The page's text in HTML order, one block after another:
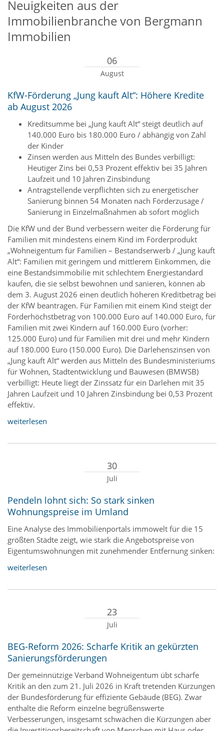
Neuigkeiten aus der
Immobilienbranche von Bergmann
Immobilien
06
August
KfW-Förderung „Jung kauft Alt“: Höhere Kredite
ab August 2026
Kreditsumme bei „Jung kauft Alt“ steigt deutlich auf
140.000 Euro bis 180.000 Euro / abhängig von Zahl
der Kinder
Zinsen werden aus Mitteln des Bundes verbilligt:
Heutiger Zins bei 0,53 Prozent effektiv bei 35 Jahren
Laufzeit und 10 Jahren Zinsbindung
Antragstellende verpflichten sich zu energetischer
Sanierung binnen 54 Monaten nach Förderzusage /
Sanierung in Einzelmaßnahmen ab sofort möglich
Die KfW und der Bund verbessern weiter die Förderung für
Familien mit mindestens einem Kind im Förderprodukt
„Wohneigentum für Familien – Bestandserwerb / „Jung kauft
Alt“: Familien mit geringem und mittlerem Einkommen, die
eine Bestandsimmobilie mit schlechtem Energiestandard
kaufen, die sie selbst bewohnen und sanieren, können ab
dem 3. August 2026 einen deutlich höheren Kreditbetrag bei
der KfW beantragen. Für Familien mit einem Kind steigt der
Förderhöchstbetrag von 100.000 Euro auf 140.000 Euro, für
Familien mit zwei Kindern auf 160.000 Euro (vorher:
125.000 Euro) und für Familien mit drei und mehr Kindern
auf 180.000 Euro (150.000 Euro). Die Darlehenszinsen von
„Jung kauft Alt“ werden aus Mitteln des Bundesministeriums
für Wohnen, Stadtentwicklung und Bauwesen (BMWSB)
verbilligt: Heute liegt der Zinssatz für ein Darlehen mit 35
Jahren Laufzeit und 10 Jahren Zinsbindung bei 0,53 Prozent
effektiv.
weiterlesen
30
Juli
Pendeln lohnt sich: So stark sinken
Wohnungspreise im Umland
Eine Analyse des Immobilienportals immowelt für die 15
größten Städte zeigt, wie stark die Angebotspreise von
Eigentumswohnungen mit zunehmender Entfernung sinken:
weiterlesen
23
Juli
BEG-Reform 2026: Scharfe Kritik an gekürzten
Sanierungsförderungen
Der gemeinnützige Verband Wohneigentum übt scharfe
Kritik an den zum 21. Juli 2026 in Kraft tretenden Kürzungen
der Bundesförderung für effiziente Gebäude (BEG). Zwar
enthalte die Reform einzelne begrüßenswerte
Verbesserungen, insgesamt schwächen die Kürzungen aber